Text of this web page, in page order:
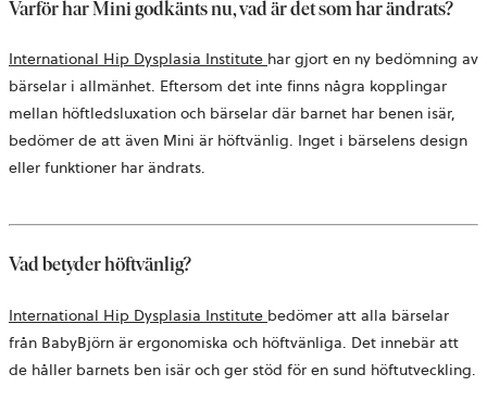
Varför har Mini godkänts nu, vad är det som har ändrats?
International Hip Dysplasia Institute öppnas
i
en
ny
har gjort en ny bedömning av
bärselar i allmänhet. Eftersom det inte finns några kopplingar
mellan höftledsluxation och bärselar där barnet har benen isär,
bedömer de att även Mini är höftvänlig. Inget i bärselens design
eller funktioner har ändrats.
Vad betyder höftvänlig?
International Hip Dysplasia Institute öppnas
i
en
bedömer att alla bärselar
från BabyBjörn är ergonomiska och höftvänliga. Det innebär att
de håller barnets ben isär och ger stöd för en sund höftutveckling.